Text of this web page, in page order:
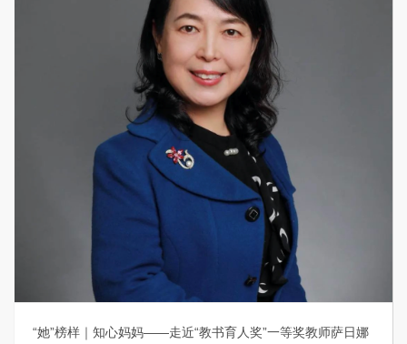
“她”榜样｜知心妈妈——走近“教书育人奖”一等奖教师萨日娜